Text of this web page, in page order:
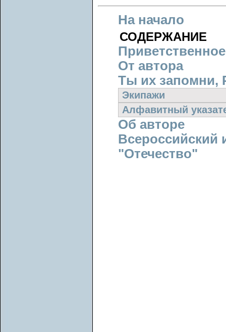
На начало
СОДЕРЖАНИЕ
От автора
Ты их запомни,
Экипажи
Алфавитный
Об авторе
"Отечество"